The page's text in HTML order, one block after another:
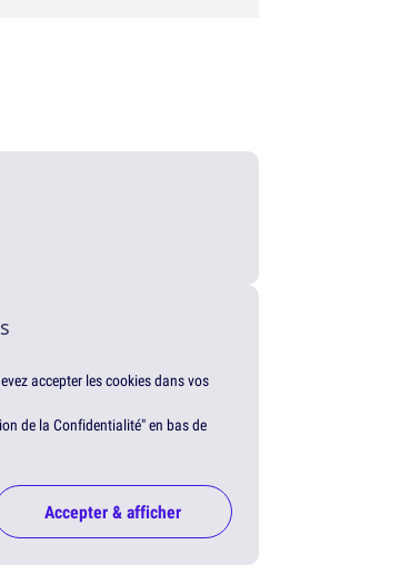
accepter les cookies dans vos
de la Confidentialité" en bas de
Accepter & afficher